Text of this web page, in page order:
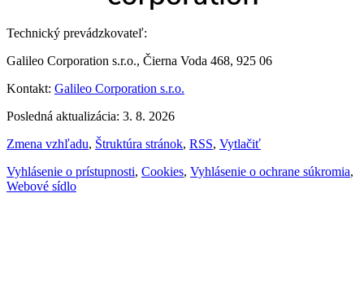
Technický prevádzkovateľ:
Galileo Corporation s.r.o., Čierna Voda 468, 925 06
Kontakt: Galileo Corporation s.r.o.
Posledná aktualizácia: 3. 8. 2026
Zmena vzhľadu, Štruktúra stránok, RSS, Vytlačiť
Vyhlásenie o prístupnosti, Cookies, Vyhlásenie o ochrane súkromia,
Webové sídlo